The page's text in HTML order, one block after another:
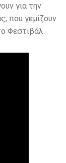
για την
που γεμίζουν
Φεστιβάλ.